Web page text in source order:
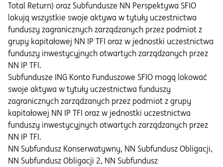
Total Return) oraz Subfundusze NN Perspektywa SFIO
lokują wszystkie swoje aktywa w tytuły uczestnictwa
funduszy zagranicznych zarządzanych przez podmiot z
grupy kapitałowej NN IP TFI oraz w jednostki uczestnictwa
funduszy inwestycyjnych otwartych zarządzanych przez
NN IP TFI.
Subfundusze ING Konto Funduszowe SFIO mogą lokować
swoje aktywa w tytuły uczestnictwa funduszy
zagranicznych zarządzanych przez podmiot z grupy
kapitałowej NN IP TFI oraz w jednostki uczestnictwa
funduszy inwestycyjnych otwartych zarządzanych przez
NN IP TFI.
NN Subfundusz Konserwatywny, NN Subfundusz Obligacji,
NN Subfundusz Obligacji 2, NN Subfundusz